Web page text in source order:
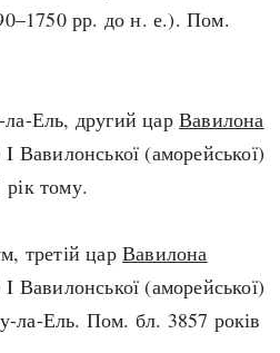
рр. до н. е.). Пом.
Ель, другий царВавилона
Вавилонської (аморейської)
тому.
третій царВавилона
Вавилонської (аморейської)
ла-Ель. Пом. бл. 3857 років